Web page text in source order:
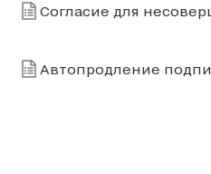
Согласие для
Автопродление